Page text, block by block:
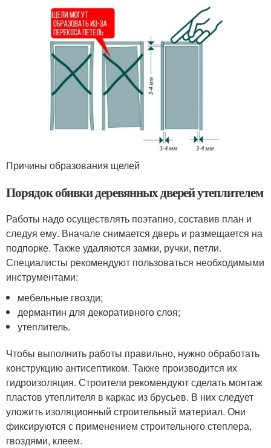
Причины образования щелей
Порядок обивки деревянных дверей утеплителем
Работы надо осуществлять поэтапно, составив план и
следуя ему. Вначале снимается дверь и размещается на
подпорке. Также удаляются замки, ручки, петли.
Специалисты рекомендуют пользоваться необходимыми
инструментами:
мебельные гвозди;
дермантин для декоративного слоя;
утеплитель.
Чтобы выполнить работы правильно, нужно обработать
конструкцию антисептиком. Также производится их
гидроизоляция. Строители рекомендуют сделать монтаж
пластов утеплителя в каркас из брусьев. В них следует
уложить изоляционный строительный материал. Они
фиксируются с применением строительного степлера,
гвоздями, клеем.